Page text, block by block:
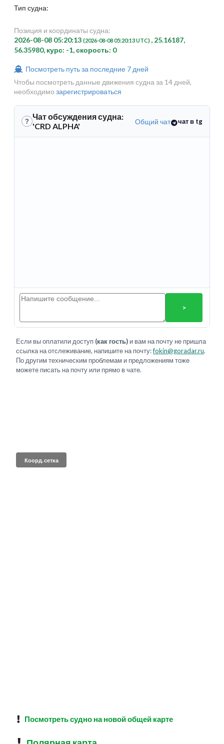
Тип судна:
Позиция и координаты судна:
2026-08-08 05:20:13 (2026-08-08 05:20:13 UTC) , 25.16187,
56.35980, курс: -1, скорость: 0
Посмотреть путь за последние 7 дней
Чтобы посмотреть данные движения судна за 14 дней,
необходимо зарегистрироваться
? Чат обсуждения судна:
'CRD ALPHA'
Общий чат чат в tg
>
Если вы оплатили доступ (как гость) и вам на почту не пришла
ссылка на отслеживание, напишите на почту:fokin@goradar.ru.
По другим техническим проблемам и предложениям тоже
можете писать на почту или прямо в чате.
Коорд. сетка
Посмотреть судно на новой общей карте